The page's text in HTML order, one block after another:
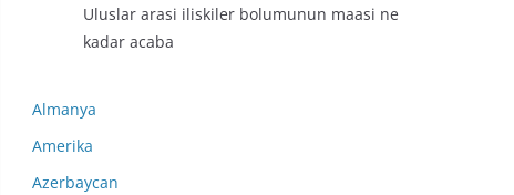
Uluslar arasi iliskiler bolumunun maasi ne
kadar acaba
Almanya
Amerika
Azerbaycan